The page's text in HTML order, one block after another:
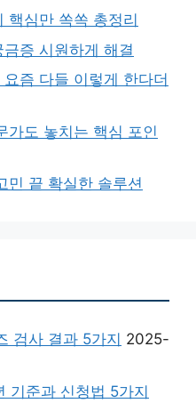
핵심만 쏙쏙 총정리
증 시원하게 해결
즘 다들 이렇게 한다더
가도 놓치는 핵심 포인
민 끝 확실한 솔루션
검사 결과 5가지 2025-
기준과 신청법 5가지